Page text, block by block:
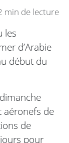
min de lecture
les
d’Arabie
début du
aéronefs de
de
pour